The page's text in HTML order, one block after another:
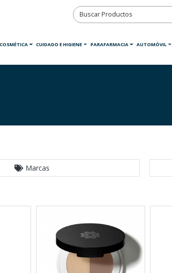
CUIDADO E HIGIENE PARAFARMACIA AUTOMÓVIL
Marcas